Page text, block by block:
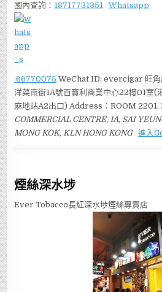
國內查詢： 18717731351 Whatsapp
:66770075 WeChat ID: evercigar 旺角
洋菜南街1A號百寶利商業中心22樓01室(
麻地站A2出口) Address：ROOM 2201,
COMMERCIAL CENTRE, 1A, SAI
MONG KOK, KLN HONG KONG 進入
煙絲深水埗
Ever Tobacco長紅深水埗煙絲專賣店